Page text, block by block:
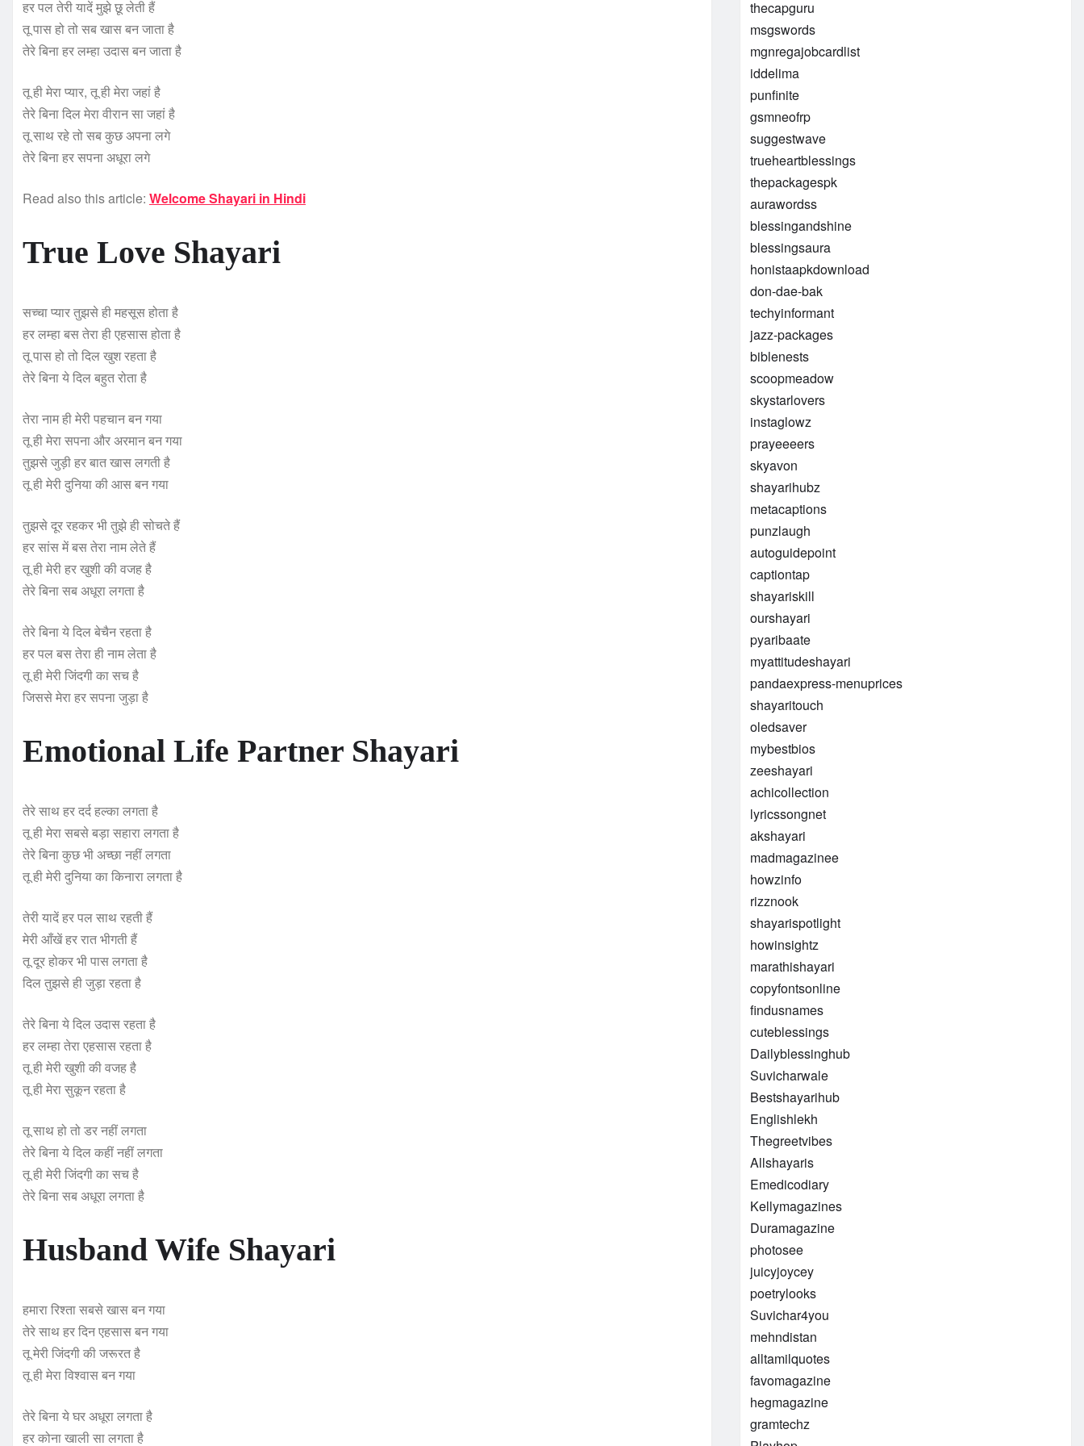
हर पल तेरी यादें मुझे छू लेती हैं
तू पास हो तो सब खास बन जाता है
तेरे बिना हर लम्हा उदास बन जाता है
तू ही मेरा प्यार, तू ही मेरा जहां है
तेरे बिना दिल मेरा वीरान सा जहां है
तू साथ रहे तो सब कुछ अपना लगे
तेरे बिना हर सपना अधूरा लगे
Read also this article: Welcome Shayari in Hindi
True Love Shayari
सच्चा प्यार तुझसे ही महसूस होता है
हर लम्हा बस तेरा ही एहसास होता है
तू पास हो तो दिल खुश रहता है
तेरे बिना ये दिल बहुत रोता है
तेरा नाम ही मेरी पहचान बन गया
तू ही मेरा सपना और अरमान बन गया
तुझसे जुड़ी हर बात खास लगती है
तू ही मेरी दुनिया की आस बन गया
तुझसे दूर रहकर भी तुझे ही सोचते हैं
हर सांस में बस तेरा नाम लेते हैं
तू ही मेरी हर खुशी की वजह है
तेरे बिना सब अधूरा लगता है
तेरे बिना ये दिल बेचैन रहता है
हर पल बस तेरा ही नाम लेता है
तू ही मेरी जिंदगी का सच है
जिससे मेरा हर सपना जुड़ा है
Emotional Life Partner Shayari
तेरे साथ हर दर्द हल्का लगता है
तू ही मेरा सबसे बड़ा सहारा लगता है
तेरे बिना कुछ भी अच्छा नहीं लगता
तू ही मेरी दुनिया का किनारा लगता है
तेरी यादें हर पल साथ रहती हैं
मेरी आँखें हर रात भीगती हैं
तू दूर होकर भी पास लगता है
दिल तुझसे ही जुड़ा रहता है
तेरे बिना ये दिल उदास रहता है
हर लम्हा तेरा एहसास रहता है
तू ही मेरी खुशी की वजह है
तू ही मेरा सुकून रहता है
तू साथ हो तो डर नहीं लगता
तेरे बिना ये दिल कहीं नहीं लगता
तू ही मेरी जिंदगी का सच है
तेरे बिना सब अधूरा लगता है
Husband Wife Shayari
हमारा रिश्ता सबसे खास बन गया
तेरे साथ हर दिन एहसास बन गया
तू मेरी जिंदगी की जरूरत है
तू ही मेरा विश्वास बन गया
तेरे बिना ये घर अधूरा लगता है
हर कोना खाली सा लगता है
thecapguru
msgswords
mgnregajobcardlist
iddelima
punfinite
gsmneofrp
suggestwave
trueheartblessings
thepackagespk
aurawordss
blessingandshine
blessingsaura
honistaapkdownload
don-dae-bak
techyinformant
jazz-packages
biblenests
scoopmeadow
skystarlovers
instaglowz
prayeeeers
skyavon
shayarihubz
metacaptions
punzlaugh
autoguidepoint
captiontap
shayariskill
ourshayari
pyaribaate
myattitudeshayari
pandaexpress-menuprices
shayaritouch
oledsaver
mybestbios
zeeshayari
achicollection
lyricssongnet
akshayari
madmagazinee
howzinfo
rizznook
shayarispotlight
howinsightz
marathishayari
copyfontsonline
findusnames
cuteblessings
Dailyblessinghub
Suvicharwale
Bestshayarihub
Englishlekh
Thegreetvibes
Allshayaris
Emedicodiary
Kellymagazines
Duramagazine
photosee
juicyjoycey
poetrylooks
Suvichar4you
mehndistan
alltamilquotes
favomagazine
hegmagazine
gramtechz